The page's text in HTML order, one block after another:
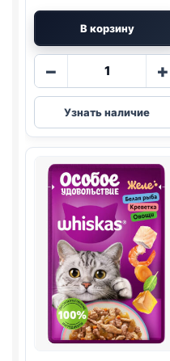
В корзину
−
Количество
Whiskas
(КУРИЦА)
75г
+
Узнать наличие